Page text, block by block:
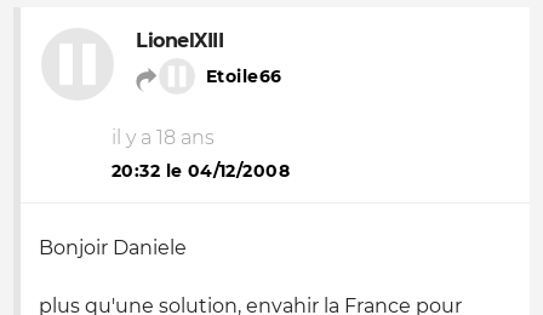
LionelXIII
Etoile66
il y a 18 ans
20:32 le 04/12/2008
Bonjoir Daniele
plus qu'une solution, envahir la France pour